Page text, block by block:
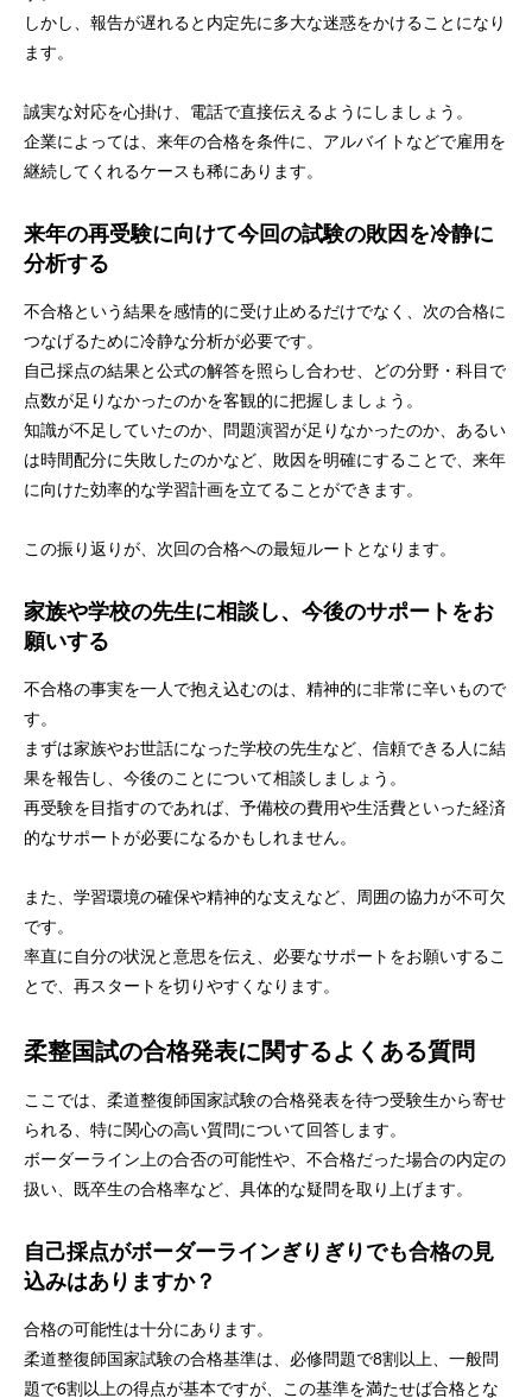
しかし、報告が遅れると内定先に多大な迷惑をかけることになり
ます。
誠実な対応を心掛け、電話で直接伝えるようにしましょう。
企業によっては、来年の合格を条件に、アルバイトなどで雇用を
継続してくれるケースも稀にあります。
来年の再受験に向けて今回の試験の敗因を冷静に
分析する
不合格という結果を感情的に受け止めるだけでなく、次の合格に
つなげるために冷静な分析が必要です。
自己採点の結果と公式の解答を照らし合わせ、どの分野・科目で
点数が足りなかったのかを客観的に把握しましょう。
知識が不足していたのか、問題演習が足りなかったのか、あるい
は時間配分に失敗したのかなど、敗因を明確にすることで、来年
に向けた効率的な学習計画を立てることができます。
この振り返りが、次回の合格への最短ルートとなります。
家族や学校の先生に相談し、今後のサポートをお
願いする
不合格の事実を一人で抱え込むのは、精神的に非常に辛いもので
す。
まずは家族やお世話になった学校の先生など、信頼できる人に結
果を報告し、今後のことについて相談しましょう。
再受験を目指すのであれば、予備校の費用や生活費といった経済
的なサポートが必要になるかもしれません。
また、学習環境の確保や精神的な支えなど、周囲の協力が不可欠
です。
率直に自分の状況と意思を伝え、必要なサポートをお願いするこ
とで、再スタートを切りやすくなります。
柔整国試の合格発表に関するよくある質問
ここでは、柔道整復師国家試験の合格発表を待つ受験生から寄せ
られる、特に関心の高い質問について回答します。
ボーダーライン上の合否の可能性や、不合格だった場合の内定の
扱い、既卒生の合格率など、具体的な疑問を取り上げます。
自己採点がボーダーラインぎりぎりでも合格の見
込みはありますか？
合格の可能性は十分にあります。
柔道整復師国家試験の合格基準は、必修問題で8割以上、一般問
題で6割以上の得点が基本ですが、この基準を満たせば合格とな